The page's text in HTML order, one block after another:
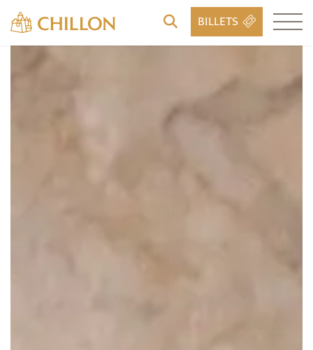
BILLETS